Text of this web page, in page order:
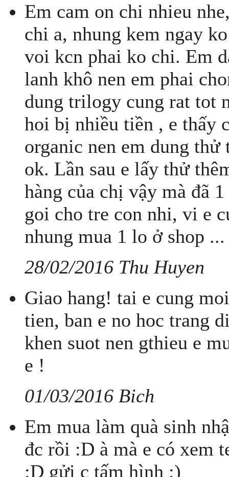
Em cam on chi nhieu
chi a, nhung kem ngay
voi kcn phai ko chi. Em
lanh khô nen em phai
dung trilogy cung rat tot
hoi bị nhiều tiền , e thấy
organic nen em dung
ok. Lần sau e lấy thử
hàng của chị vậy mà đã
goi cho tre con nhi, vi e
nhung mua 1 lo ở shop ...
28/02/2016 Thu Huyen
Giao hang! tai e cung
tien, ban e no hoc trang
khen suot nen gthieu e
e !
01/03/2016 Bich
Em mua làm quà sinh
đc rồi :D à mà e có xem
:D gửi c tấm hình :)